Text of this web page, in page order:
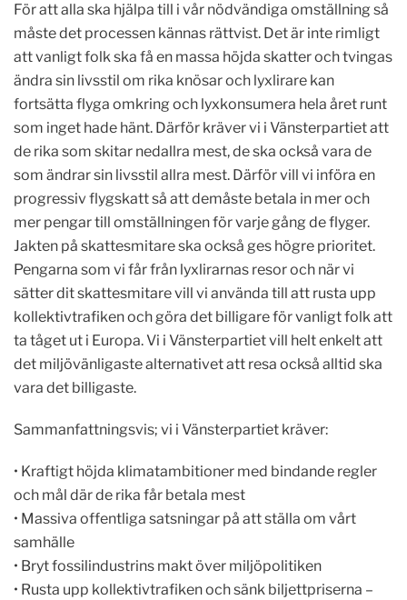
För att alla ska hjälpa till i vår nödvändiga omställning så
måste det processen kännas rättvist. Det är inte rimligt
att vanligt folk ska få en massa höjda skatter och tvingas
ändra sin livsstil om rika knösar och lyxlirare kan
fortsätta flyga omkring och lyxkonsumera hela året runt
som inget hade hänt. Därför kräver vi i Vänsterpartiet att
de rika som skitar nedallra mest, de ska också vara de
som ändrar sin livsstil allra mest. Därför vill vi införa en
progressiv flygskatt så att demåste betala in mer och
mer pengar till omställningen för varje gång de flyger.
Jakten på skattesmitare ska också ges högre prioritet.
Pengarna som vi får från lyxlirarnas resor och när vi
sätter dit skattesmitare vill vi använda till att rusta upp
kollektivtrafiken och göra det billigare för vanligt folk att
ta tåget ut i Europa. Vi i Vänsterpartiet vill helt enkelt att
det miljövänligaste alternativet att resa också alltid ska
vara det billigaste.
Sammanfattningsvis; vi i Vänsterpartiet kräver:
• Kraftigt höjda klimatambitioner med bindande regler
och mål där de rika får betala mest
• Massiva offentliga satsningar på att ställa om vårt
samhälle
• Bryt fossilindustrins makt över miljöpolitiken
• Rusta upp kollektivtrafiken och sänk biljettpriserna –